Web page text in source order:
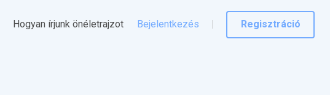
Hogyan írjunk önéletrajzot Bejelentkezés Regisztráció